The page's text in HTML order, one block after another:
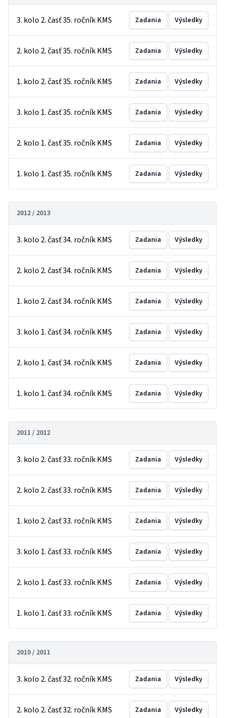
3. kolo 2. časť 35. ročník KMS Zadania Výsledky
2. kolo 2. časť 35. ročník KMS Zadania Výsledky
1. kolo 2. časť 35. ročník KMS Zadania Výsledky
3. kolo 1. časť 35. ročník KMS Zadania Výsledky
2. kolo 1. časť 35. ročník KMS Zadania Výsledky
1. kolo 1. časť 35. ročník KMS Zadania Výsledky
2012 / 2013
3. kolo 2. časť 34. ročník KMS Zadania Výsledky
2. kolo 2. časť 34. ročník KMS Zadania Výsledky
1. kolo 2. časť 34. ročník KMS Zadania Výsledky
3. kolo 1. časť 34. ročník KMS Zadania Výsledky
2. kolo 1. časť 34. ročník KMS Zadania Výsledky
1. kolo 1. časť 34. ročník KMS Zadania Výsledky
2011 / 2012
3. kolo 2. časť 33. ročník KMS Zadania Výsledky
2. kolo 2. časť 33. ročník KMS Zadania Výsledky
1. kolo 2. časť 33. ročník KMS Zadania Výsledky
3. kolo 1. časť 33. ročník KMS Zadania Výsledky
2. kolo 1. časť 33. ročník KMS Zadania Výsledky
1. kolo 1. časť 33. ročník KMS Zadania Výsledky
2010 / 2011
3. kolo 2. časť 32. ročník KMS Zadania Výsledky
2. kolo 2. časť 32. ročník KMS Zadania Výsledky